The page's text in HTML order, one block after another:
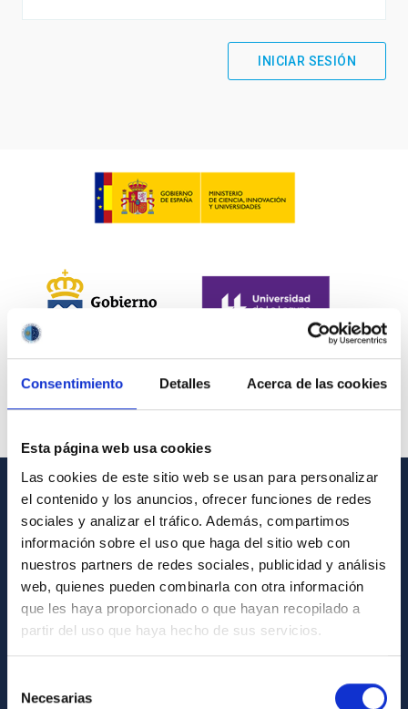
Consentimiento Detalles Acerca de las cookies
Esta página web usa cookies
Las cookies de este sitio web se usan para personalizar
el contenido y los anuncios, ofrecer funciones de redes
sociales y analizar el tráfico. Además, compartimos
información sobre el uso que haga del sitio web con
nuestros partners de redes sociales, publicidad y análisis
web, quienes pueden combinarla con otra información
que les haya proporcionado o que hayan recopilado a
partir del uso que haya hecho de sus servicios.
Necesarias
INFORMACIÓN GENERAL
Contacto
Cómo llegar al IAC
Directorio de personal
Biblioteca